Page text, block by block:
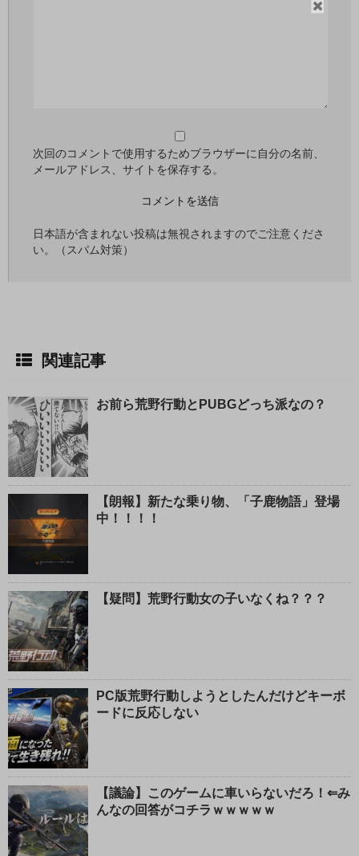
閉
次回のコメントで使用するためブラウザーに自分の名前、
メールアドレス、サイトを保存する。
日本語が含まれない投稿は無視されますのでご注意くださ
い。（スパム対策）
関連記事
お前ら荒野行動とPUBGどっち派なの？
【朗報】新たな乗り物、「子鹿物語」登場
中！！！！
【疑問】荒野行動女の子いなくね？？？
PC版荒野行動しようとしたんだけどキーボ
ードに反応しない
【議論】このゲームに車いらないだろ！⇐み
んなの回答がコチラｗｗｗｗｗ